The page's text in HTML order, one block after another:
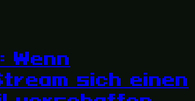
Wenn
sich einen